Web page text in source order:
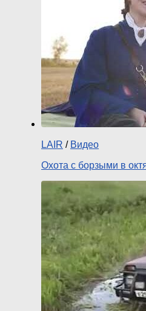
LAIR / Видео
Охота с борзыми в